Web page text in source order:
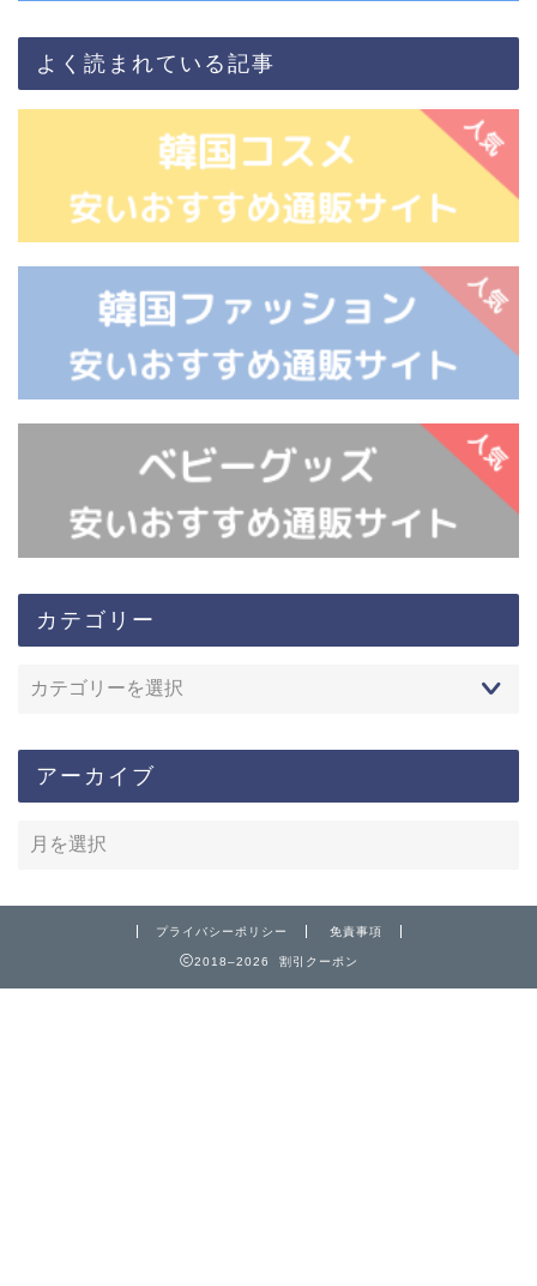
よく読まれている記事
カテゴリー
アーカイブ
プライバシーポリシー 免責事項
2018–2026 割引クーポン